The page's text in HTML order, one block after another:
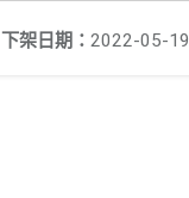
下架日期： 2022-05-19